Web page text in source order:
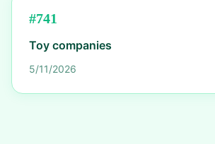
#741
Toy companies
5/11/2026